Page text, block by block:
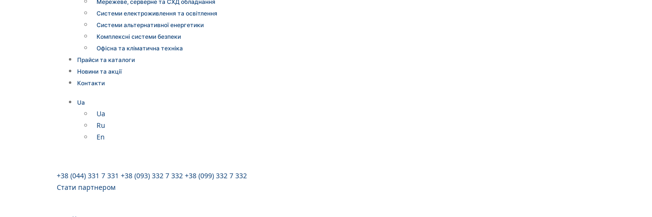
Мережеве, серверне та СХД обладнання
Системи електроживлення та освітлення
Системи альтернативної енергетики
Комплексні системи безпеки
Офісна та кліматична техніка
Прайси та каталоги
Новини та акції
Контакти
Ua
Ua
Ru
En
+38 (044) 331 7 331 +38 (093) 332 7 332 +38 (099) 332 7 332
Стати партнером